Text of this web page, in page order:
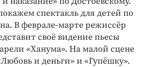
спектакль для детей по
В феврале-марте режиссёр
своё видение пьесы
«Ханума». На малой сцене
и деньги» и «Гупёшку».